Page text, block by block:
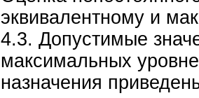
эквивалентному и
4.3. Допустимые
максимальных
назначения